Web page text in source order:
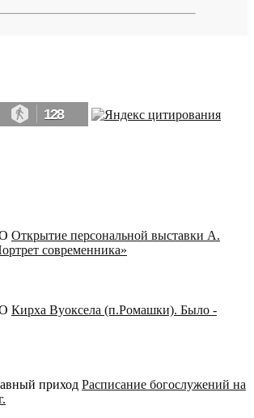
128
Открытие персональной выставки А.
современника»
Кирха Вуоксела (п.Ромашки). Было -
приход Расписание богослужений на